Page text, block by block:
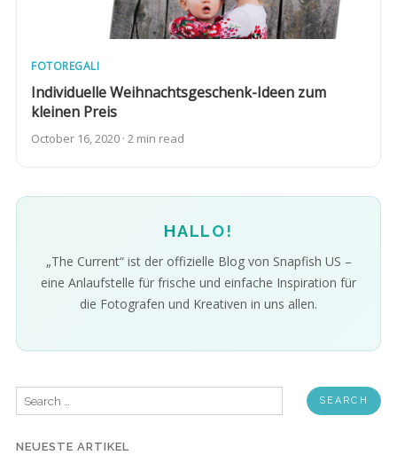
FOTOREGALI
Individuelle Weihnachtsgeschenk-Ideen zum
kleinen Preis
October 16, 2020 · 2 min read
HALLO!
„The Current“ ist der offizielle Blog von Snapfish US –
eine Anlaufstelle für frische und einfache Inspiration für
die Fotografen und Kreativen in uns allen.
Search
for:
NEUESTE ARTIKEL